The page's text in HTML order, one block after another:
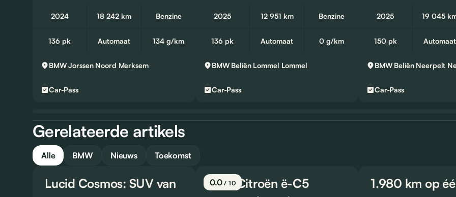
2024 18 242 km Benzine
136 pk Automaat 134 g/km
BMW Jorssen Noord Merksem
Car-Pass
2025 12 951 km Benzine
136 pk Automaat 0 g/km
BMW Beliën Lommel Lommel
Car-Pass
2025 19 045
150 pk Automaat
BMW Beliën Neerpelt
Car-Pass
Gerelateerde artikels
Alle BMW Nieuws Toekomst
Lucid Cosmos: SUV van
0.0/ 10
Test: Citroën ë-C5
1.980 km op